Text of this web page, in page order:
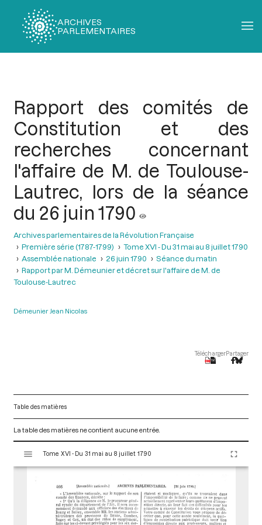
ARCHIVES
PARLEMENTAIRES
Rapport des comités de
Constitution et des
recherches concernant
l'affaire de M. de Toulouse-
Lautrec, lors de la séance
du 26 juin 1790
Archives parlementaires de la Révolution Française
Première série (1787-1799)
Tome XVI - Du 31 mai au 8 juillet 1790
Assemblée nationale
26 juin 1790
Séance du matin
Rapport par M. Démeunier et décret sur l'affaire de M. de
Toulouse-Lautrec
Démeunier Jean Nicolas
TéléchargerPartager
Table des matières
La table des matières ne contient aucune entrée.
s
Tome XVI - Du 31 mai au 8 juillet 1790